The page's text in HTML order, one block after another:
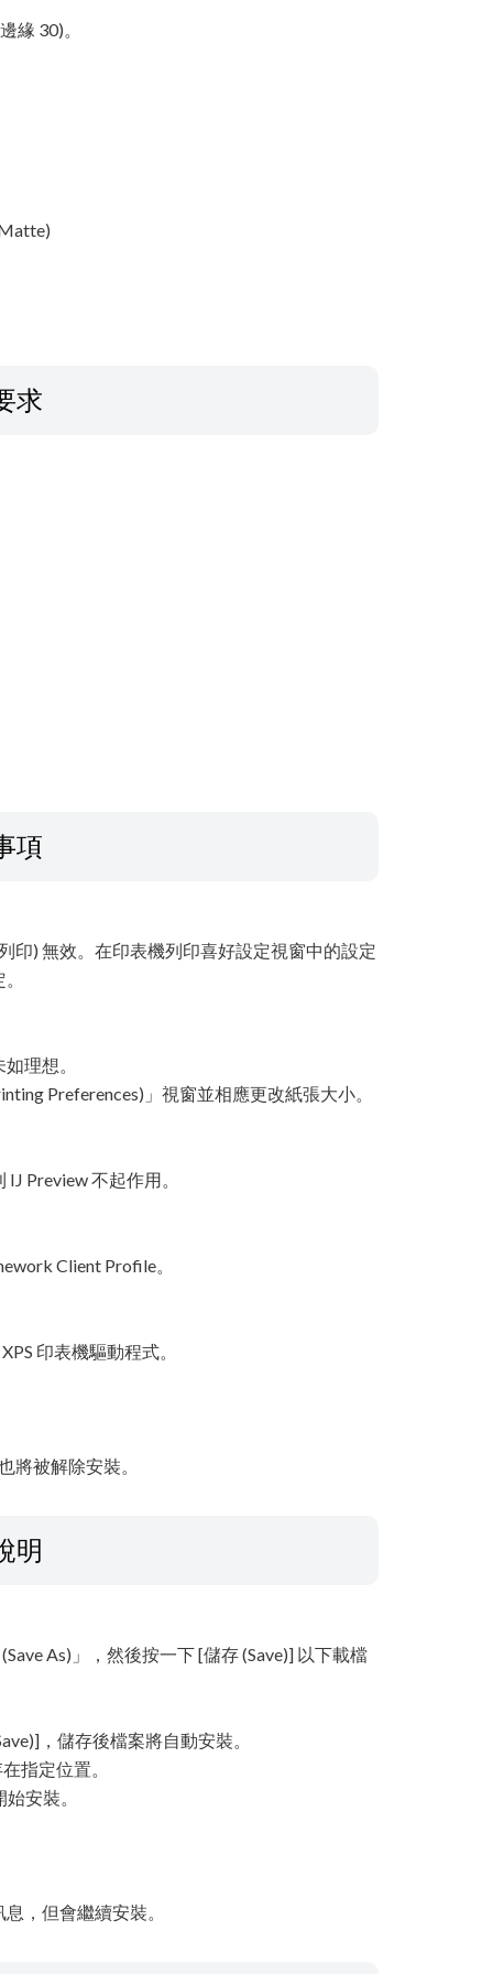
緣 30)。
求
項
印) 無效。在印表機列印喜好設定視窗中的設定
理想。
Preferences)」視窗並相應更改紙張大小。
Preview 不起作用。
Client Profile。
印表機驅動程式。
將被解除安裝。
明
As)」，然後按一下 [儲存 (Save)] 以下載檔
，儲存後檔案將自動安裝。
指定位置。
安裝。
，但會繼續安裝。